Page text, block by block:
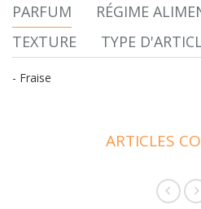
PARFUM
RÉGIME
TEXTURE
TYPE
- Fraise
ARTICLES